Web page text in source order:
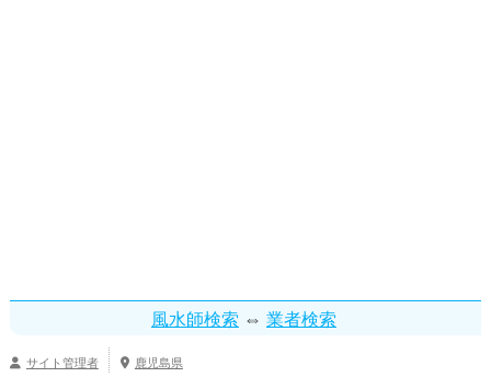
風水師検索 ⇔ 業者検索
サイト管理者 鹿児島県